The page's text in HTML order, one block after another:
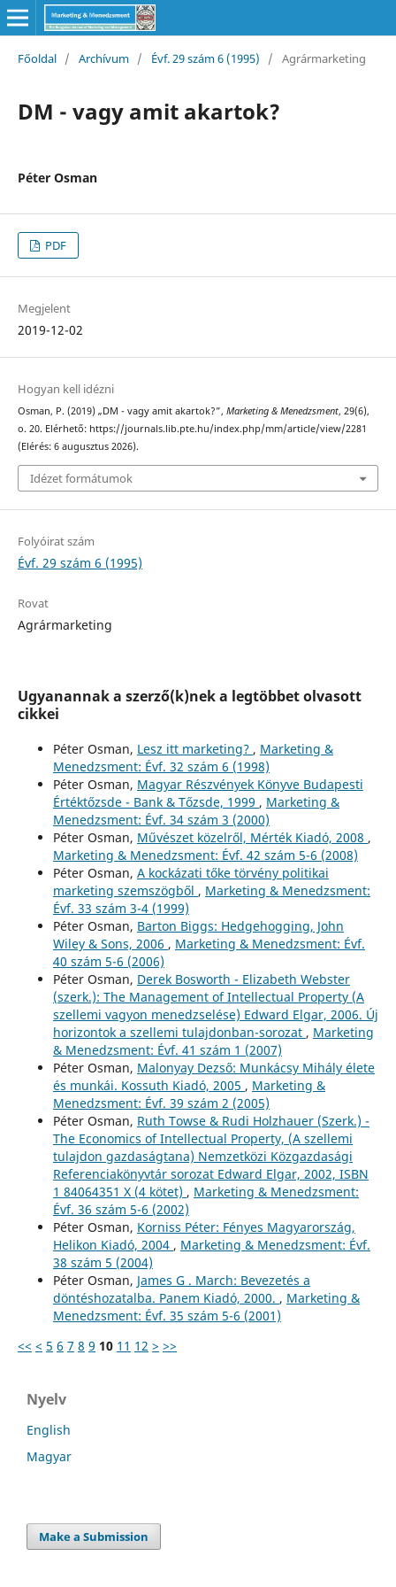
Főoldal / Archívum / Évf. 29 szám 6 (1995) / Agrármarketing
DM - vagy amit akartok?
Péter Osman
PDF
Megjelent
2019-12-02
Hogyan kell idézni
Osman, P. (2019) „DM - vagy amit akartok?”, Marketing & Menedzsment, 29(6),
o. 20. Elérhető: https://journals.lib.pte.hu/index.php/mm/article/view/2281
(Elérés: 6 augusztus 2026).
Idézet formátumok
Folyóirat szám
Évf. 29 szám 6 (1995)
Rovat
Agrármarketing
Ugyanannak a szerző(k)nek a legtöbbet olvasott
cikkei
Péter Osman, Lesz itt marketing? , Marketing &
Menedzsment: Évf. 32 szám 6 (1998)
Péter Osman, Magyar Részvények Könyve Budapesti
Értéktőzsde - Bank & Tőzsde, 1999 , Marketing &
Menedzsment: Évf. 34 szám 3 (2000)
Péter Osman, Művészet közelről, Mérték Kiadó, 2008 ,
Marketing & Menedzsment: Évf. 42 szám 5-6 (2008)
Péter Osman, A kockázati tőke törvény politikai
marketing szemszögből , Marketing & Menedzsment:
Évf. 33 szám 3-4 (1999)
Péter Osman, Barton Biggs: Hedgehogging, John
Wiley & Sons, 2006 , Marketing & Menedzsment: Évf.
40 szám 5-6 (2006)
Péter Osman, Derek Bosworth - Elizabeth Webster
(szerk.): The Management of Intellectual Property (A
szellemi vagyon menedzselése) Edward Elgar, 2006. Új
horizontok a szellemi tulajdonban-sorozat , Marketing
& Menedzsment: Évf. 41 szám 1 (2007)
Péter Osman, Malonyay Dezső: Munkácsy Mihály élete
és munkái. Kossuth Kiadó, 2005 , Marketing &
Menedzsment: Évf. 39 szám 2 (2005)
Péter Osman, Ruth Towse & Rudi Holzhauer (Szerk.) -
The Economics of Intellectual Property, (A szellemi
tulajdon gazdaságtana) Nemzetközi Közgazdasági
Referenciakönyvtár sorozat Edward Elgar, 2002, ISBN
1 84064351 X (4 kötet) , Marketing & Menedzsment:
Évf. 36 szám 5-6 (2002)
Péter Osman, Korniss Péter: Fényes Magyarország,
Helikon Kiadó, 2004 , Marketing & Menedzsment: Évf.
38 szám 5 (2004)
Péter Osman, James G . March: Bevezetés a
döntéshozatalba. Panem Kiadó, 2000. , Marketing &
Menedzsment: Évf. 35 szám 5-6 (2001)
<< < 5 6 7 8 9 10 11 12 > >>
Nyelv
English
Magyar
Make a Submission